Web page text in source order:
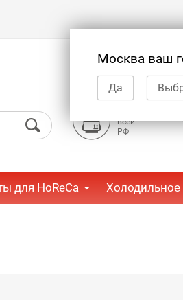
Москва ваш
Да
всей
РФ
для HoReCa Холодильное